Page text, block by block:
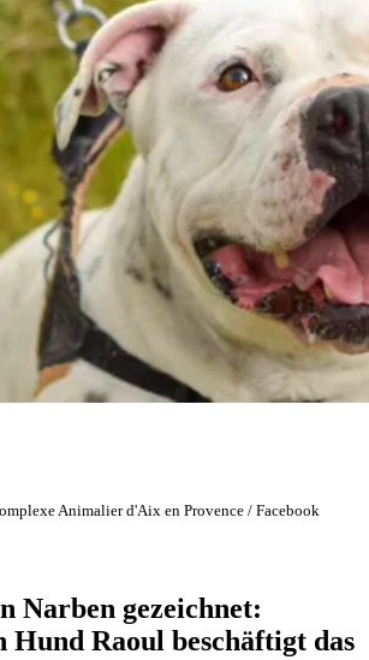
Animalier d'Aix en Provence / Facebook
Narben gezeichnet:
Hund Raoul beschäftigt das